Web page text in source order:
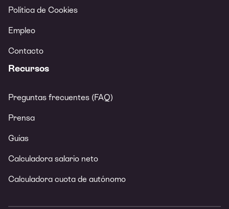
Política de Cookies
Empleo
Contacto
Recursos
Preguntas frecuentes (FAQ)
Prensa
Guías
Calculadora salario neto
Calculadora cuota de autónomo